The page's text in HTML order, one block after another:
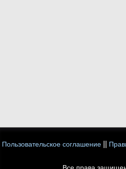
Пользовательское соглашение